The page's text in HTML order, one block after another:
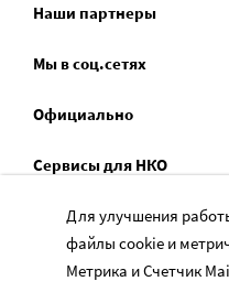
Наши партнеры
Мы в соц.сетях
Официально
Сервисы для НКО
Спецпроекты
Социальное служение
Для улучшения
файлы cookie и
Метрика и Счетчик